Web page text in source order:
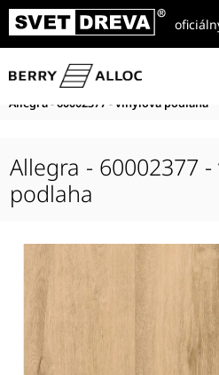
Domov / Produkty / Vinylové podlahy
Spirit Soul XL Plank
Spirit Soul Click 55
Allegra - 60002377 - vinylová podlaha
Allegra - 60002377 -
podlaha